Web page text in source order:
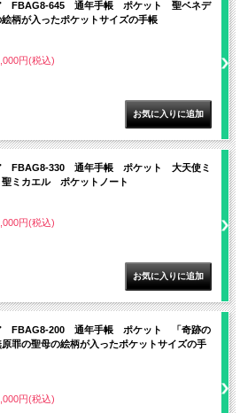
FBAG8-645 通年手帳 ポケット 聖ベネデ
絵柄が入ったポケットサイズの手帳
円(税込)
FBAG8-330 通年手帳 ポケット 大天使ミ
ミカエル ポケットノート
円(税込)
FBAG8-200 通年手帳 ポケット 「奇跡の
罪の聖母の絵柄が入ったポケットサイズの手
円(税込)